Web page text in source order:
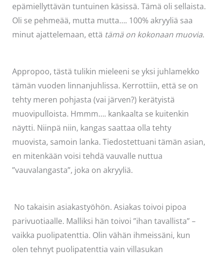
epämiellyttävän tuntuinen käsissä. Tämä oli sellaista.
Oli se pehmeää, mutta mutta…. 100% akryyliä saa
minut ajattelemaan, että tämä on kokonaan muovia.
Appropoo, tästä tulikin mieleeni se yksi juhlamekko
tämän vuoden linnanjuhlissa. Kerrottiin, että se on
tehty meren pohjasta (vai järven?) kerätyistä
muovipulloista. Hmmm…. kankaalta se kuitenkin
näytti. Niinpä niin, kangas saattaa olla tehty
muovista, samoin lanka. Tiedostettuani tämän asian,
en mitenkään voisi tehdä vauvalle nuttua
”vauvalangasta”, joka on akryyliä.
No takaisin asiakastyöhön. Asiakas toivoi pipoa
parivuotiaalle. Malliksi hän toivoi ”ihan tavallista” –
vaikka puolipatenttia. Olin vähän ihmeissäni, kun
olen tehnyt puolipatenttia vain villasukan